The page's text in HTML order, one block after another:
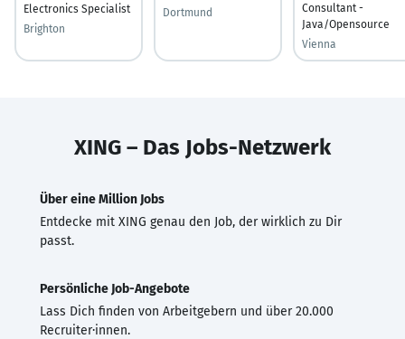
Electronics Specialist
Brighton
Dortmund
Consultant -
Java/Opensource
Vienna
XING – Das Jobs-Netzwerk
Über eine Million Jobs
Entdecke mit XING genau den Job, der wirklich zu Dir
passt.
Persönliche Job-Angebote
Lass Dich finden von Arbeitgebern und über 20.000
Recruiter·innen.